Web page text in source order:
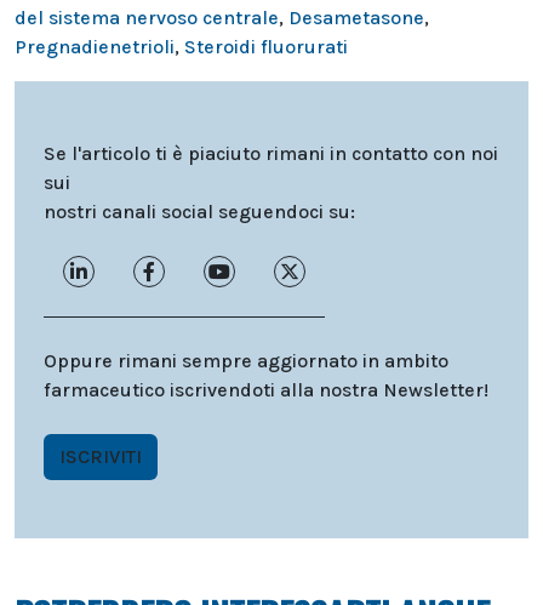
del sistema nervoso centrale, Desametasone,
Pregnadienetrioli, Steroidi fluorurati
Se l'articolo ti è piaciuto rimani in contatto con noi
sui
nostri canali social seguendoci su:
Oppure rimani sempre aggiornato in ambito
farmaceutico iscrivendoti alla nostra Newsletter!
ISCRIVITI